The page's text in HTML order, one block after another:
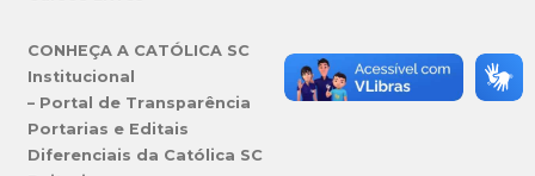
CONHEÇA A CATÓLICA SC
Institucional
– Portal de Transparência
Portarias e Editais
Diferenciais da Católica SC